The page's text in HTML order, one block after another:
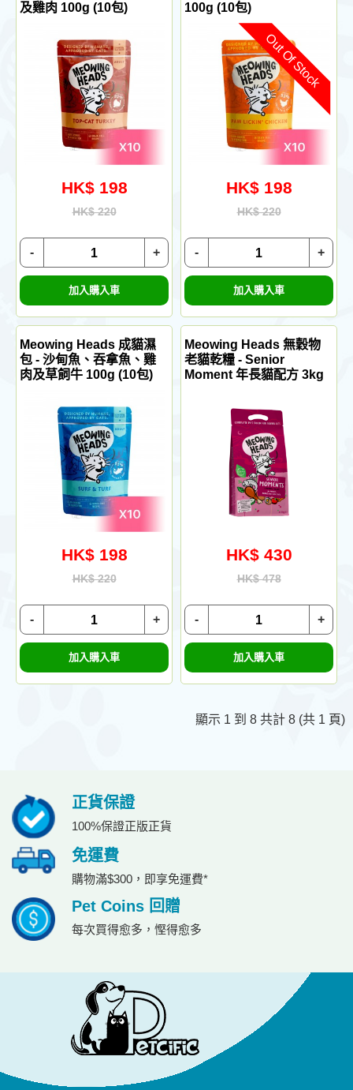
及雞肉 100g (10包)
HK$ 198
HK$ 220
+
-
加入購入車
100g (10包)
Out Of Stock
HK$ 198
HK$ 220
+
-
加入購入車
Meowing Heads 成貓濕
包 - 沙甸魚、吞拿魚、雞
肉及草飼牛 100g (10包)
HK$ 198
HK$ 220
+
-
加入購入車
Meowing Heads 無穀物
老貓乾糧 - Senior
Moment 年長貓配方 3kg
HK$ 430
HK$ 478
+
-
加入購入車
顯示 1 到 8 共計 8 (共 1 頁)
正貨保證
100%保證正版正貨
免運費
購物滿$300，即享免運費*
Pet Coins 回贈
每次買得愈多，慳得愈多